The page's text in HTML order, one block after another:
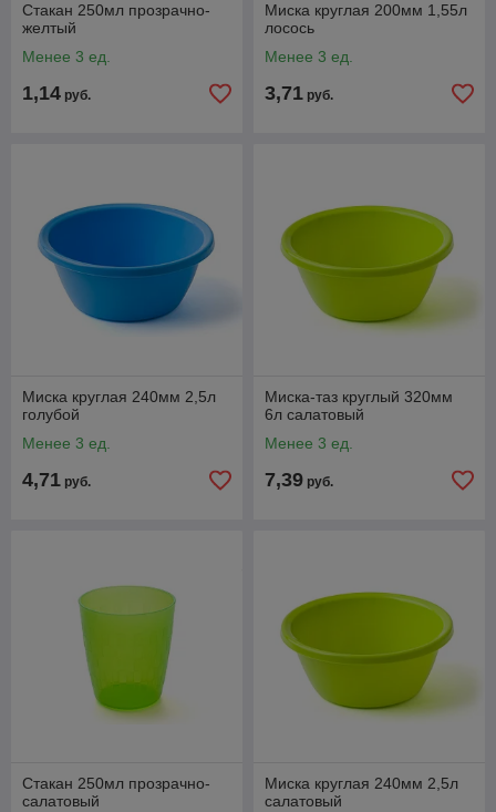
Стакан 250мл прозрачно-
желтый
Менее 3 ед.
1,14 руб.
Миска круглая 200мм 1,55л
лосось
Менее 3 ед.
3,71 руб.
Миска круглая 240мм 2,5л
голубой
Менее 3 ед.
4,71 руб.
Миска-таз круглый 320мм
6л салатовый
Менее 3 ед.
7,39 руб.
Стакан 250мл прозрачно-
салатовый
Миска круглая 240мм 2,5л
салатовый